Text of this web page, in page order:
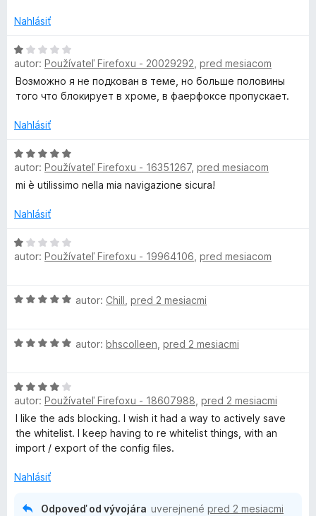
1
5
Nahlásiť
H
o
d
n
t
n
i
e
1
5
autor: Používateľ Firefoxu - 20029292 pred mesiacom
Возможно я не подкован в теме, но больше половины
того что блокирует в хроме, в фаерфоксе пропускает.
Nahlásiť
H
o
d
o
e
n
:
5
autor: Používateľ Firefoxu - 16351267, pred mesiacom
mi è utilissimo nella mia navigazione sicura!
Nahlásiť
H
o
o
n
:
1
z
5
autor: Používateľ Firefoxu - 19964106 pred mesiacom
H
n
e
n
e
:
z
autor: Chill pred 2 mesiacmi
H
n
o
t
e
n
e
autor: bhscolleen pred 2 mesiacmi
H
o
d
n
o
e
autor: Používateľ Firefoxu - 18607988 pred 2 mesiacmi
I like the ads blocking. I wish it had a way to actively save
the whitelist. I keep having to re whitelist things, with an
import / export of the config files.
Nahlásiť
Odpoveď od vývojára uverejnené pred 2 mesiacmi